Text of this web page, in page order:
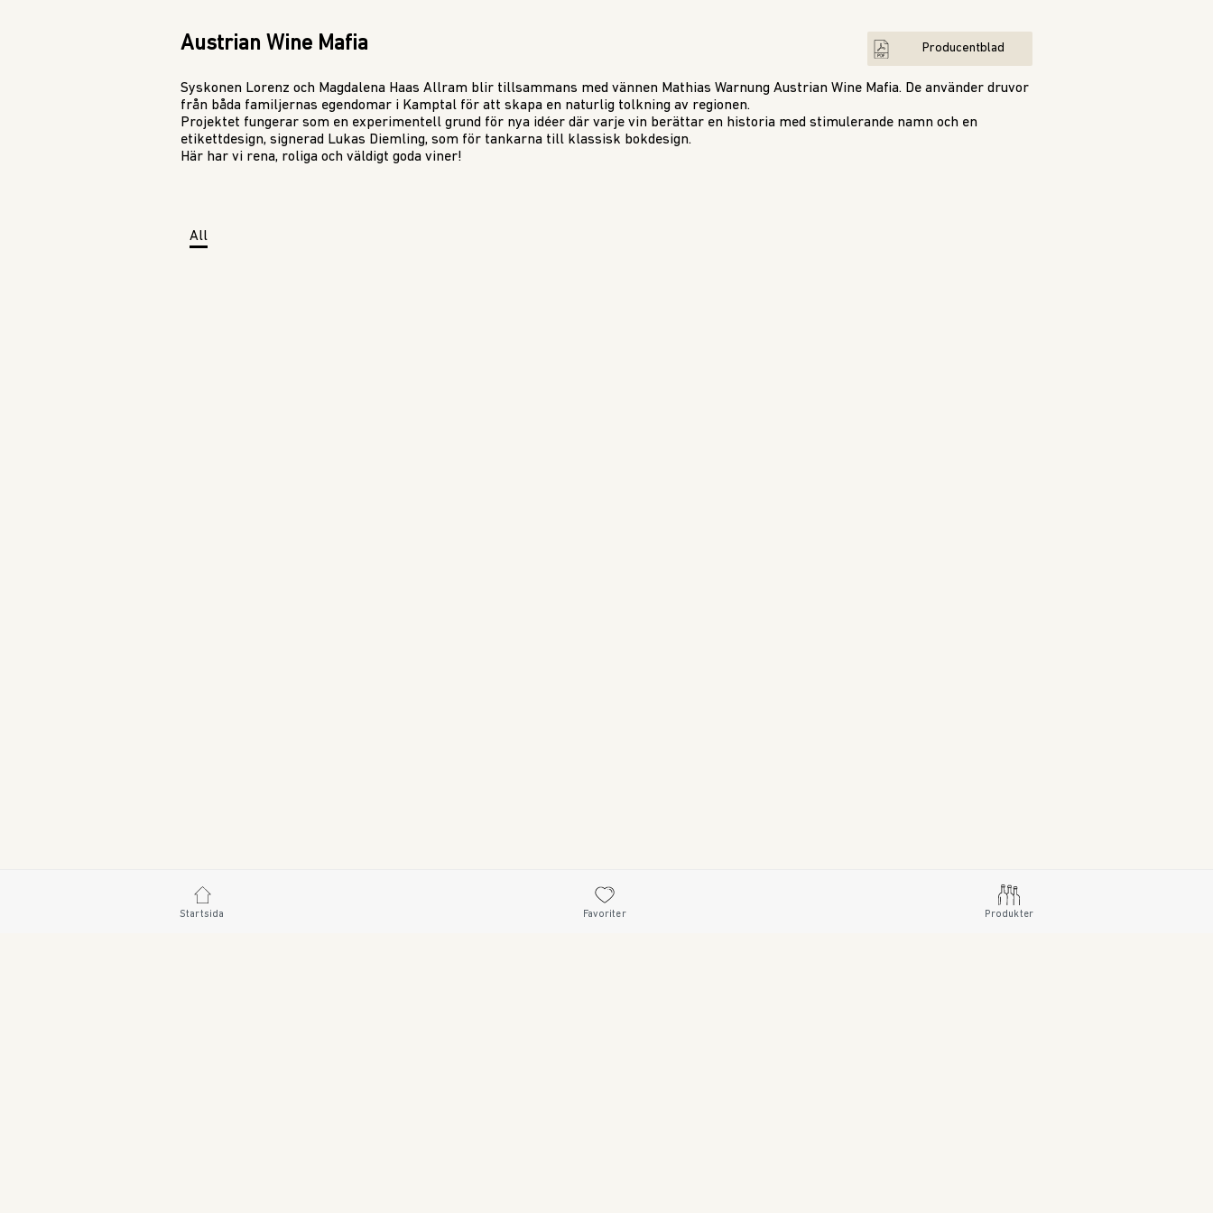
Austrian Wine Mafia Producentblad
Syskonen Lorenz och Magdalena Haas Allram blir tillsammans med vännen Mathias Warnung Austrian Wine Mafia. De använder druvor
från båda familjernas egendomar i Kamptal för att skapa en naturlig tolkning av regionen.
Projektet fungerar som en experimentell grund för nya idéer där varje vin berättar en historia med stimulerande namn och en
etikettdesign, signerad Lukas Diemling, som för tankarna till klassisk bokdesign.
Här har vi rena, roliga och väldigt goda viner!
All
Startsida Favoriter Produkter